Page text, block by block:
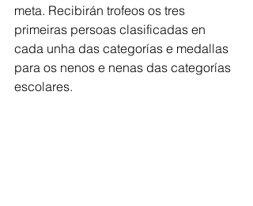
meta. Recibirán trofeos os tres
primeiras persoas clasificadas en
cada unha das categorías e medallas
para os nenos e nenas das categorías
escolares.